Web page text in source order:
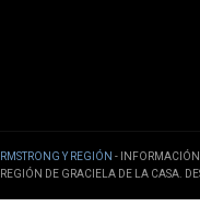
Y REGIÓN - INFORMACIÓN
DE GRACIELA DE LA CASA.